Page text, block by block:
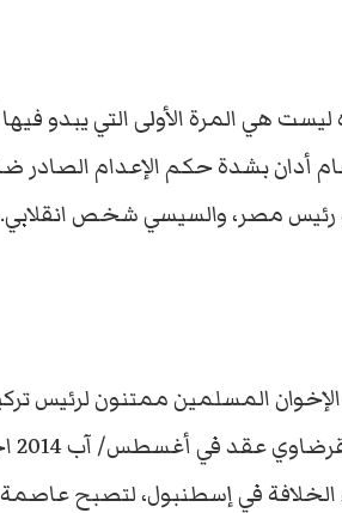
هي المرة الأولى التي يبدو
أدان بشدة حكم الإعدام
مصر، والسيسي شخص انقلابي.
المسلمين ممتنون لرئيس
في إسطنبول، لتصبح عاصمة